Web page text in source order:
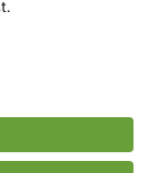
des